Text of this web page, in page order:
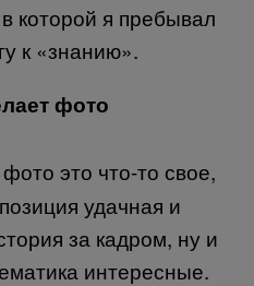
которой я пребывал
к «знанию».
фото
это что-то свое,
удачная и
за кадром, ну и
интересные.